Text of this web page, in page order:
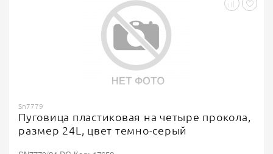
Sn7779
Пуговица пластиковая на четыре прокола,
размер 24L, цвет темно-серый